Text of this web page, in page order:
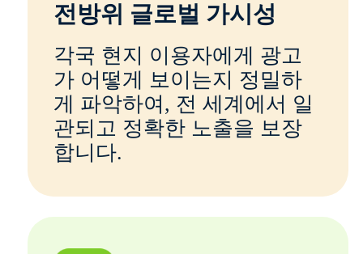
전방위 글로벌 가시성
각국 현지 이용자에게 광고
가 어떻게 보이는지 정밀하
게 파악하여, 전 세계에서 일
관되고 정확한 노출을 보장
합니다.